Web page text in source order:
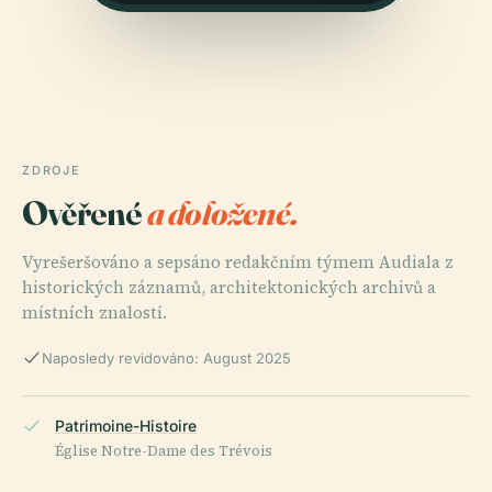
ZDROJE
Ověřenéa doložené.
Vyrešeršováno a sepsáno redakčním týmem Audiala z
historických záznamů, architektonických archivů a
místních znalostí.
Naposledy revidováno: August 2025
Patrimoine-Histoire
Église Notre-Dame des Trévois